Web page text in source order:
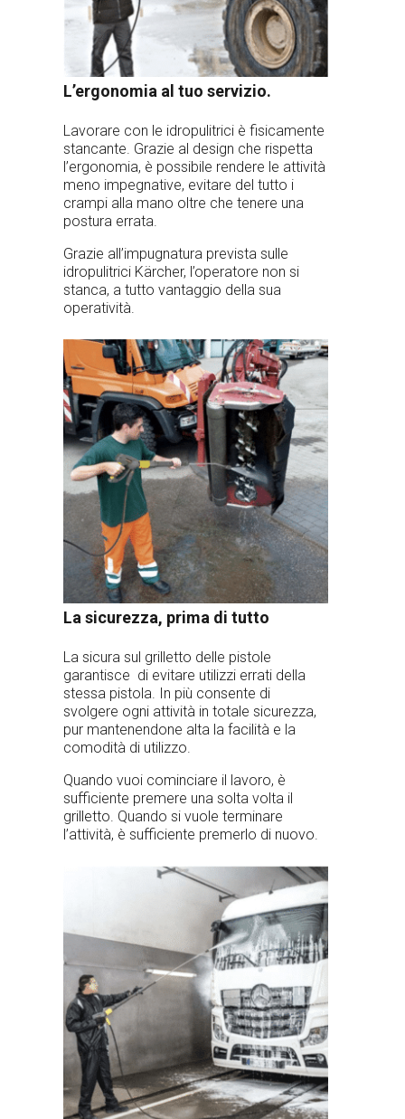
L’ergonomia al tuo servizio.
Lavorare con le idropulitrici è fisicamente
stancante. Grazie al design che rispetta
l’ergonomia, è possibile rendere le attività
meno impegnative, evitare del tutto i
crampi alla mano oltre che tenere una
postura errata.
Grazie all’impugnatura prevista sulle
idropulitrici Kärcher, l’operatore non si
stanca, a tutto vantaggio della sua
operatività.
La sicurezza, prima di tutto
La sicura sul grilletto delle pistole
garantisce di evitare utilizzi errati della
stessa pistola. In più consente di
svolgere ogni attività in totale sicurezza,
pur mantenendone alta la facilità e la
comodità di utilizzo.
Quando vuoi cominciare il lavoro, è
sufficiente premere una solta volta il
grilletto. Quando si vuole terminare
l’attività, è sufficiente premerlo di nuovo.